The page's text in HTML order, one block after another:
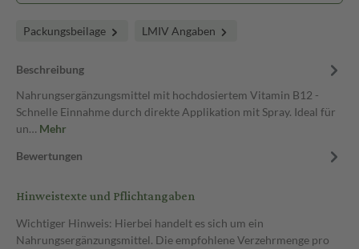
Packungsbeilage LMIV Angaben
Beschreibung
Nahrungsergänzungsmittel mit hochdosiertem Vitamin B12 -
Schnelle Einnahme durch direkte Applikation mit Spray. Ideal für
un… Mehr
Bewertungen
Hinweistexte und Pflichtangaben
Wichtiger Hinweis: Hierbei handelt es sich um ein
Nahrungsergänzungsmittel. Die empfohlene Verzehrmenge pro